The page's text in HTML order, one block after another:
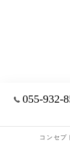
055-932-
コンセプ